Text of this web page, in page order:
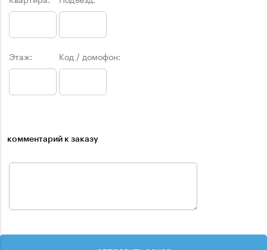
Этаж: Код / домофон:
комментарий к заказу